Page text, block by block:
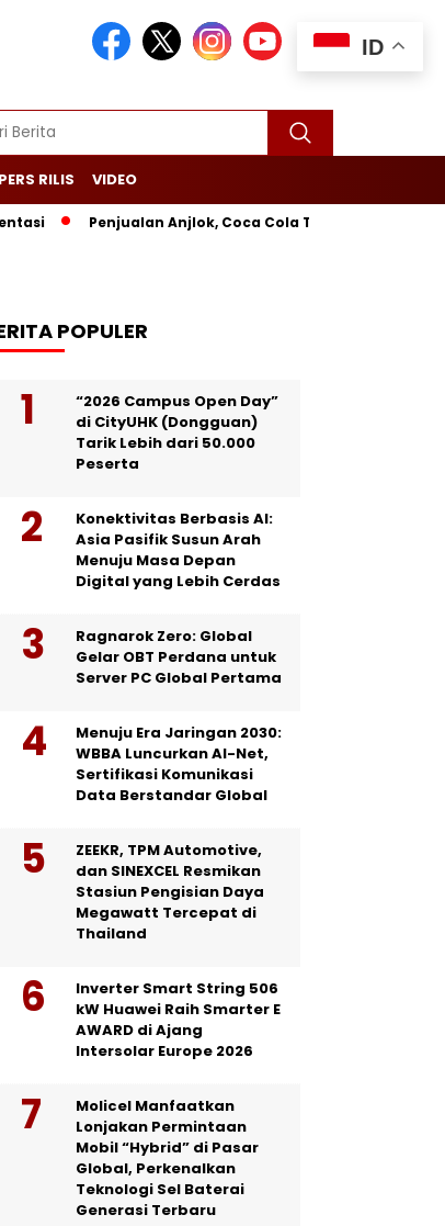
PERS RILIS VIDEO
Penjualan Anjlok, Coca Cola Tutup Pabrik di Bali
POPULER
“2026 Campus Open Day”
di CityUHK (Dongguan)
Tarik Lebih dari 50.000
Peserta
Konektivitas Berbasis AI:
Asia Pasifik Susun Arah
Menuju Masa Depan
Digital yang Lebih Cerdas
Ragnarok Zero: Global
Gelar OBT Perdana untuk
Server PC Global Pertama
Menuju Era Jaringan 2030:
WBBA Luncurkan AI-Net,
Sertifikasi Komunikasi
Data Berstandar Global
ZEEKR, TPM Automotive,
dan SINEXCEL Resmikan
Stasiun Pengisian Daya
Megawatt Tercepat di
Thailand
Inverter Smart String 506
kW Huawei Raih Smarter E
AWARD di Ajang
Intersolar Europe 2026
Molicel Manfaatkan
Lonjakan Permintaan
Mobil “Hybrid” di Pasar
Global, Perkenalkan
Teknologi Sel Baterai
Generasi Terbaru
ID